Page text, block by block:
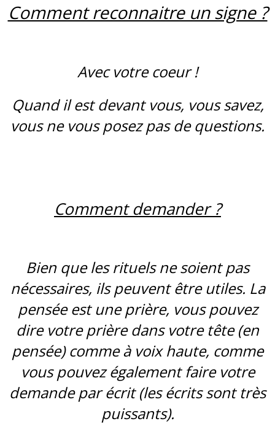
Comment reconnaitre un signe ?
Avec votre coeur !
Quand il est devant vous, vous savez,
vous ne vous posez pas de questions.
Comment demander ?
Bien que les rituels ne soient pas
nécessaires, ils peuvent être utiles. La
pensée est une prière, vous pouvez
dire votre prière dans votre tête (en
pensée) comme à voix haute, comme
vous pouvez également faire votre
demande par écrit (les écrits sont très
puissants).